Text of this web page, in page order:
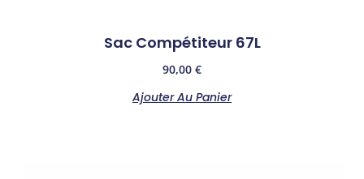
Sac Compétiteur 67L
90,00 €
Ajouter Au Panier